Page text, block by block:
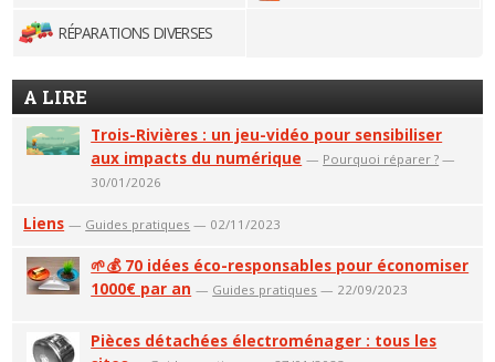
RÉPARATIONS DIVERSES
A LIRE
Trois-Rivières : un jeu-vidéo pour sensibiliser
aux impacts du numérique — Pourquoi réparer ? —
30/01/2026
Liens — Guides pratiques — 02/11/2023
🌱💰 70 idées éco-responsables pour économiser
1000€ par an — Guides pratiques — 22/09/2023
Pièces détachées électroménager : tous les